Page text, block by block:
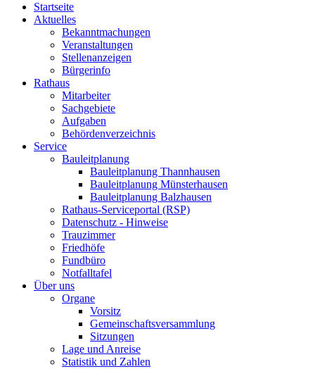
Startseite
Aktuelles
Bekanntmachungen
Veranstaltungen
Stellenanzeigen
Bürgerinfo
Rathaus
Mitarbeiter
Sachgebiete
Aufgaben
Behördenverzeichnis
Service
Bauleitplanung
Bauleitplanung Thannhausen
Bauleitplanung Münsterhausen
Bauleitplanung Balzhausen
Rathaus-Serviceportal (RSP)
Datenschutz - Hinweise
Trauzimmer
Friedhöfe
Fundbüro
Notfalltafel
Über uns
Organe
Vorsitz
Gemeinschaftsversammlung
Sitzungen
Lage und Anreise
Statistik und Zahlen